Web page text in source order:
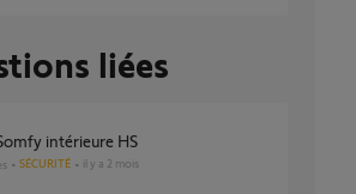
liées
intérieure HS
SÉCURITÉ il y a 2 mois